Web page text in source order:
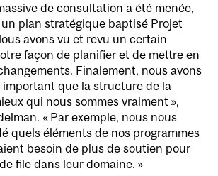
de consultation a été menée,
plan stratégique baptisé Projet
avons vu et revu un certain
façon de planifier et de mettre en
Finalement, nous avons
important que la structure de la
qui nous sommes vraiment »,
« Par exemple, nous nous
quels éléments de nos programmes
besoin de plus de soutien pour
file dans leur domaine. »